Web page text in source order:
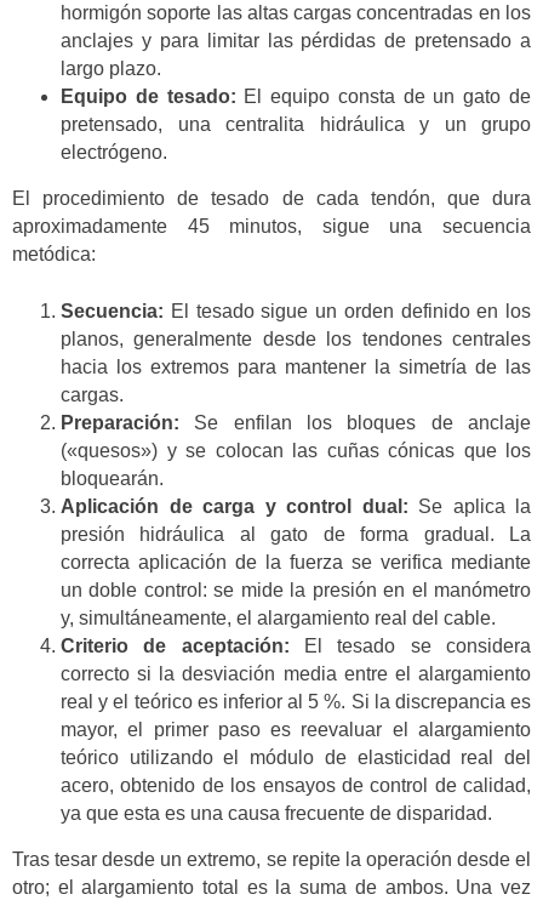
hormigón soporte las altas cargas concentradas en los
anclajes y para limitar las pérdidas de pretensado a
largo plazo.
Equipo de tesado: El equipo consta de un gato de
pretensado, una centralita hidráulica y un grupo
electrógeno.
El procedimiento de tesado de cada tendón, que dura
aproximadamente 45 minutos, sigue una secuencia
metódica:
Secuencia: El tesado sigue un orden definido en los
planos, generalmente desde los tendones centrales
hacia los extremos para mantener la simetría de las
cargas.
Preparación: Se enfilan los bloques de anclaje
(«quesos») y se colocan las cuñas cónicas que los
bloquearán.
Aplicación de carga y control dual: Se aplica la
presión hidráulica al gato de forma gradual. La
correcta aplicación de la fuerza se verifica mediante
un doble control: se mide la presión en el manómetro
y, simultáneamente, el alargamiento real del cable.
Criterio de aceptación: El tesado se considera
correcto si la desviación media entre el alargamiento
real y el teórico es inferior al 5 %. Si la discrepancia es
mayor, el primer paso es reevaluar el alargamiento
teórico utilizando el módulo de elasticidad real del
acero, obtenido de los ensayos de control de calidad,
ya que esta es una causa frecuente de disparidad.
Tras tesar desde un extremo, se repite la operación desde el
otro; el alargamiento total es la suma de ambos. Una vez